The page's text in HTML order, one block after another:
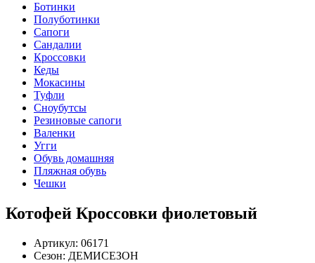
Ботинки
Полуботинки
Сапоги
Сандалии
Кроссовки
Кеды
Мокасины
Туфли
Сноубутсы
Резиновые сапоги
Валенки
Угги
Обувь домашняя
Пляжная обувь
Чешки
Котофей Кроссовки фиолетовый
Артикул: 06171
Сезон: ДЕМИСЕЗОН